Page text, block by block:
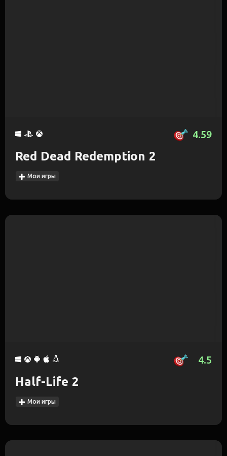
4.59
Red Dead Redemption 2
Мои игры
4.5
Half-Life 2
Мои игры